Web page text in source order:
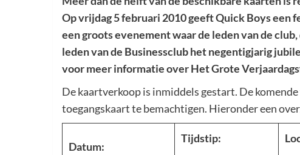
Op vrijdag 5 februari 2010 geeft Quick Boys een
een groots evenement waar de leden van de
leden van de Businessclub het negentigjarig
voor meer informatie over Het Grote
De kaartverkoop is inmiddels gestart. De
toegangskaart te bemachtigen. Hieronder een
Datum:
Tijdstip: